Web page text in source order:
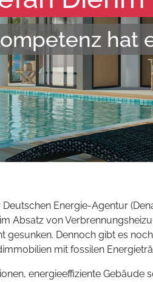
hat
Energie-Agentur
Absatz von
gesunken. Dennoch gibt es
mit fossilen
energieeffiziente Gebäude